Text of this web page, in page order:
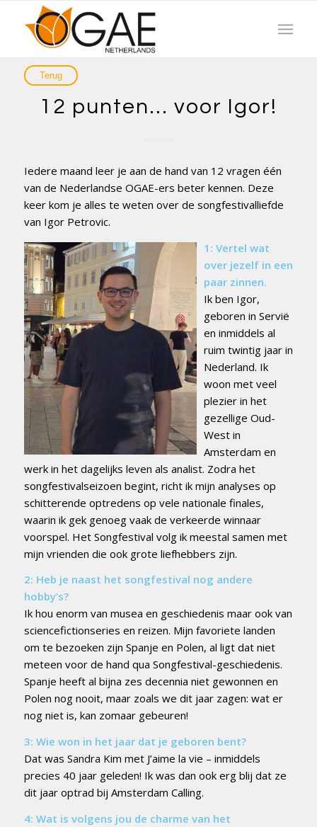
12 punten… voor Igor!
Iedere maand leer je aan de hand van 12 vragen één
van de Nederlandse OGAE-ers beter kennen. Deze
keer kom je alles te weten over de songfestivalliefde
van Igor Petrovic.
1: Vertel wat
over jezelf in een
paar zinnen.
Ik ben Igor,
geboren in Servië
en inmiddels al
ruim twintig jaar in
Nederland. Ik
woon met veel
plezier in het
gezellige Oud-
West in
Amsterdam en
werk in het dagelijks leven als analist. Zodra het
songfestivalseizoen begint, richt ik mijn analyses op
schitterende optredens op vele nationale finales,
waarin ik gek genoeg vaak de verkeerde winnaar
voorspel. Het Songfestival volg ik meestal samen met
mijn vrienden die ook grote liefhebbers zijn.
2: Heb je naast het songfestival nog andere
hobby’s?
Ik hou enorm van musea en geschiedenis maar ook van
sciencefictionseries en reizen. Mijn favoriete landen
om te bezoeken zijn Spanje en Polen, al ligt dat niet
meteen voor de hand qua Songfestival-geschiedenis.
Spanje heeft al bijna zes decennia niet gewonnen en
Polen nog nooit, maar zoals we dit jaar zagen: wat er
nog niet is, kan zomaar gebeuren!
3: Wie won in het jaar dat je geboren bent?
Dat was Sandra Kim met J’aime la vie – inmiddels
precies 40 jaar geleden! Ik was dan ook erg blij dat ze
dit jaar optrad bij Amsterdam Calling.
4: Wat is volgens jou de charme van het